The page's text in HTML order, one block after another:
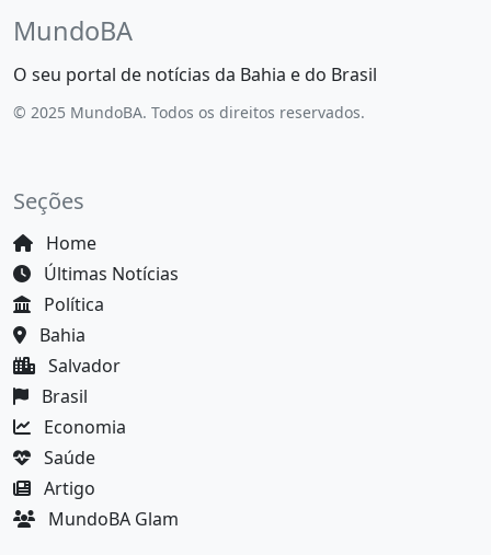
MundoBA
O seu portal de notícias da Bahia e do Brasil
© 2025 MundoBA. Todos os direitos reservados.
Seções
Home
Últimas Notícias
Política
Bahia
Salvador
Brasil
Economia
Saúde
Artigo
MundoBA Glam